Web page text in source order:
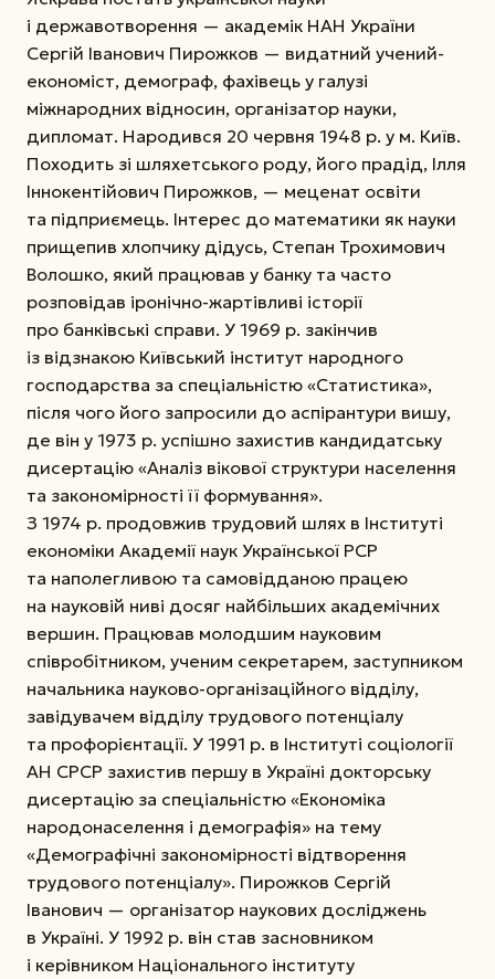
і державотворення — академік НАН України
Сергій Іванович Пирожков — видатний учений-
економіст, демограф, фахівець у галузі
міжнародних відносин, організатор науки,
дипломат. Народився 20 червня 1948 р. у м. Київ.
Походить зі шляхетського роду, його прадід, Ілля
Іннокентійович Пирожков, — меценат освіти
та підприємець. Інтерес до математики як науки
прищепив хлопчику дідусь, Степан Трохимович
Волошко, який працював у банку та часто
розповідав іронічно-жартівливі історії
про банківські справи. У 1969 р. закінчив
із відзнакою Київський інститут народного
господарства за спеціальністю «Статистика»,
після чого його запросили до аспірантури вишу,
де він у 1973 р. успішно захистив кандидатську
дисертацію «Аналіз вікової структури населення
та закономірності її формування».
З 1974 р. продовжив трудовий шлях в Інституті
економіки Академії наук Української РСР
та наполегливою та самовідданою працею
на науковій ниві досяг найбільших академічних
вершин. Працював молодшим науковим
співробітником, ученим секретарем, заступником
начальника науково-організаційного відділу,
завідувачем відділу трудового потенціалу
та профорієнтації. У 1991 р. в Інституті соціології
АН СРСР захистив першу в Україні докторську
дисертацію за спеціальністю «Економіка
народонаселення і демографія» на тему
«Демографічні закономірності відтворення
трудового потенціалу». Пирожков Сергій
Іванович — організатор нау­кових досліджень
в Україні. У 1992 р. він став засновником
і керівником Національного інституту